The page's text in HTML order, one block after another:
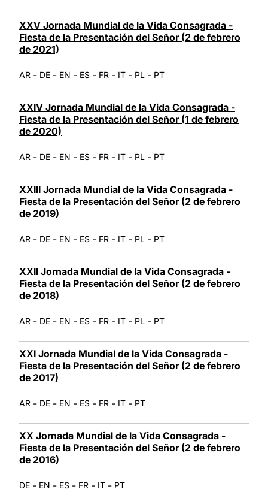
XXV Jornada Mundial de la Vida Consagrada -
Fiesta de la Presentación del Señor (2 de febrero
de 2021)
AR - DE - EN - ES - FR - IT - PL - PT
XXIV Jornada Mundial de la Vida Consagrada -
Fiesta de la Presentación del Señor (1 de febrero
de 2020)
AR - DE - EN - ES - FR - IT - PL - PT
XXIII Jornada Mundial de la Vida Consagrada -
Fiesta de la Presentación del Señor (2 de febrero
de 2019)
AR - DE - EN - ES - FR - IT - PL - PT
XXII Jornada Mundial de la Vida Consagrada -
Fiesta de la Presentación del Señor (2 de febrero
de 2018)
AR - DE - EN - ES - FR - IT - PL - PT
XXI Jornada Mundial de la Vida Consagrada -
Fiesta de la Presentación del Señor (2 de febrero
de 2017)
AR - DE - EN - ES - FR - IT - PT
XX Jornada Mundial de la Vida Consagrada -
Fiesta de la Presentación del Señor (2 de febrero
de 2016)
DE - EN - ES - FR - IT - PT